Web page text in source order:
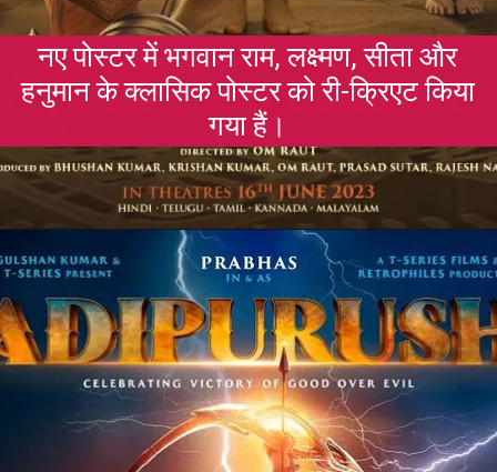
नए पोस्टर में भगवान राम, लक्ष्मण, सीता और
हनुमान के क्लासिक पोस्टर को री-क्रिएट किया
गया हैं।